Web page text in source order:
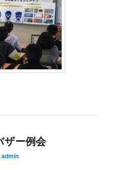
ザー例会
admin